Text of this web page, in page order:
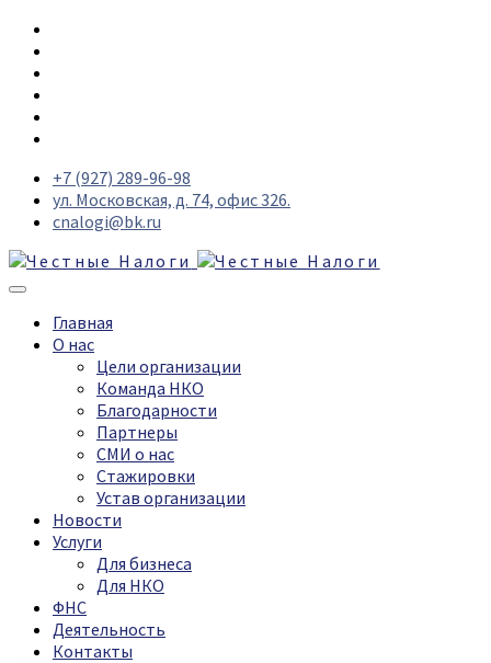
+7 (927) 289-96-98
ул. Московская, д. 74, офис 326.
cnalogi@bk.ru
Главная
О нас
Цели организации
Команда НКО
Благодарности
Партнеры
СМИ о нас
Стажировки
Устав организации
Новости
Услуги
Для бизнеса
Для НКО
ФНС
Деятельность
Контакты